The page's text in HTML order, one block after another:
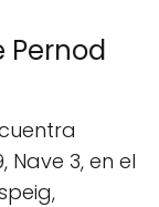
Pernod
3, en el